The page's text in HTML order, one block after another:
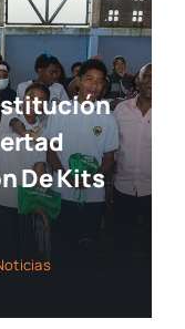
De Kits